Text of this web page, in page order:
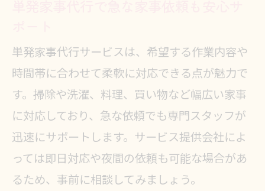
単発家事代行サービスは、希望する作業内容や
時間帯に合わせて柔軟に対応できる点が魅力で
す。掃除や洗濯、料理、買い物など幅広い家事
に対応しており、急な依頼でも専門スタッフが
迅速にサポートします。サービス提供会社によ
っては即日対応や夜間の依頼も可能な場合があ
るため、事前に相談してみましょう。